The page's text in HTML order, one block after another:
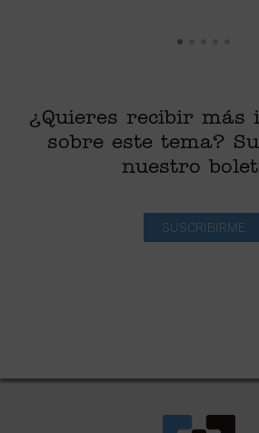
¿Quieres recibir más
sobre este tema?
nuestro
SUSCRIBIRME